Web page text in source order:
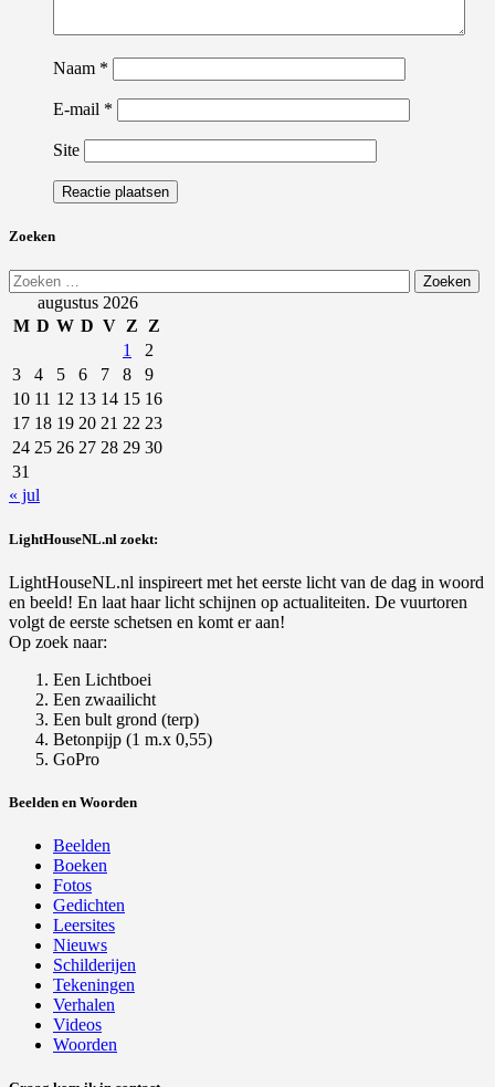
Naam *
E-mail *
Site
Zoeken
Zoeken
naar:augustus 2026
M D W D V Z Z
1
2
3
4 5 6 7 8
9
10 11 12 13 14 15 16
17 18 19 20 21 22 23
24 25 26 27 28 29 30
31
« jul
LightHouseNL.nl zoekt:
LightHouseNL.nl inspireert met het eerste licht van de dag in woord
en beeld! En laat haar licht schijnen op actualiteiten. De vuurtoren
volgt de eerste schetsen en komt er aan!
Op zoek naar:
Een Lichtboei
Een zwaailicht
Een bult grond (terp)
Betonpijp (1 m.x 0,55)
GoPro
Beelden en Woorden
Beelden
Boeken
Fotos
Gedichten
Leersites
Nieuws
Schilderijen
Tekeningen
Verhalen
Videos
Woorden